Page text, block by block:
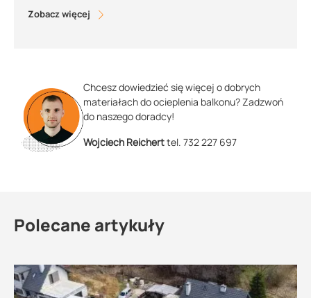
Zobacz więcej
Chcesz dowiedzieć się więcej o dobrych
materiałach do ocieplenia balkonu? Zadzwoń
do naszego doradcy!
Wojciech Reicherttel. 732 227 697
Polecane artykuły